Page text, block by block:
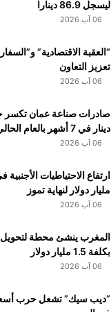
ليسجل 86.9 دينارا
06 آب 2026
“العقبة الاقتصادية”
تعزيز التعاون
06 آب 2026
دينار في 7 أشهر بالعام الحالي
06 آب 2026
مليار دولار لنهاية تموز
06 آب 2026
المغرب ينشئ محطة لتحويل
بكلفة 1.5 مليار دولار
06 آب 2026
“ديب سيك” تشعل حرب